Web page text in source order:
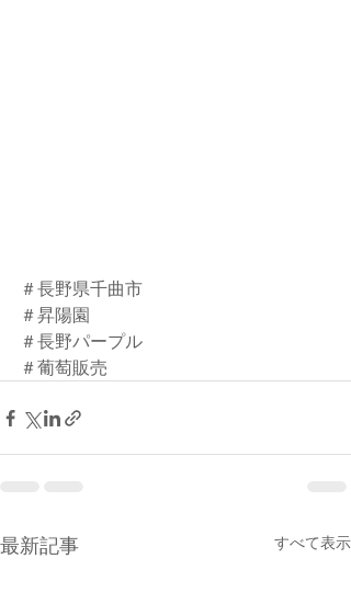
＃長野県千曲市
＃昇陽園
＃長野パープル
＃葡萄販売
最新記事 すべて表示